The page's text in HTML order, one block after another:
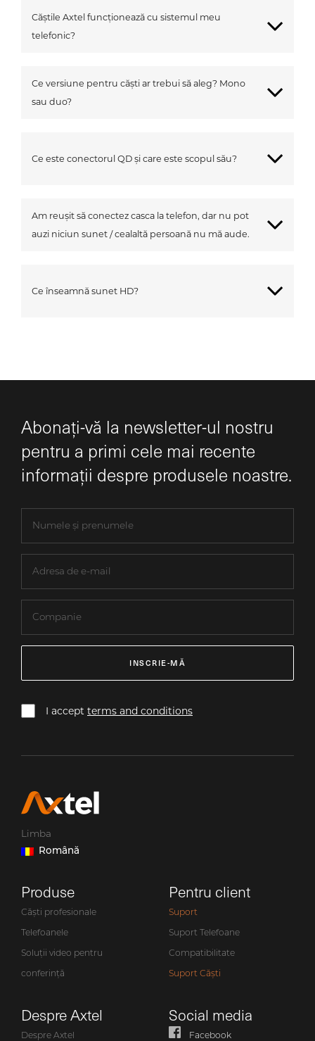
Căștile Axtel funcționează cu sistemul meu
telefonic?
Ce versiune pentru căști ar trebui să aleg? Mono
sau duo?
Ce este conectorul QD și care este scopul său?
Am reușit să conectez casca la telefon, dar nu pot
auzi niciun sunet / cealaltă persoană nu mă aude.
Ce înseamnă sunet HD?
Abonați-vă la newsletter-ul nostru
pentru a primi cele mai recente
informații despre produsele noastre.
INSCRIE-MĂ
I accept terms and conditions
Limba
Română
Produse
Căști profesionale
Telefoanele
Soluții video pentru
conferință
Pentru client
Suport
Suport Telefoane
Compatibilitate
Suport Căști
Despre Axtel
Despre Axtel
Social media
Facebook